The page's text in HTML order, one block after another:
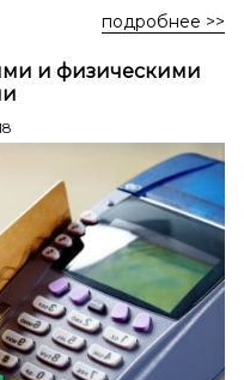
подробнее >>
и физическими